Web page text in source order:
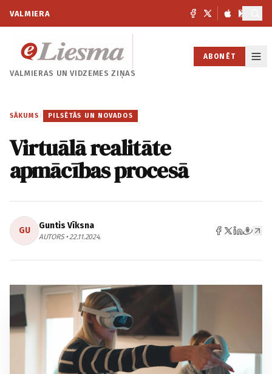
VALMIERA
VALMIERAS UNVIDZEMES ZIŅAS
ABONĒT
SĀKUMS / PILSĒTĀS UN NOVADOS
Virtuālā realitāte
apmācības procesā
GU Guntis Vīksna
AUTORS • 22.11.2024.